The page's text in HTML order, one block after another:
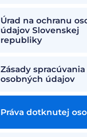
Úrad na ochranu
údajov Slovenskej
republiky
Zásady spracúvania
osobných údajov
Práva dotknutej